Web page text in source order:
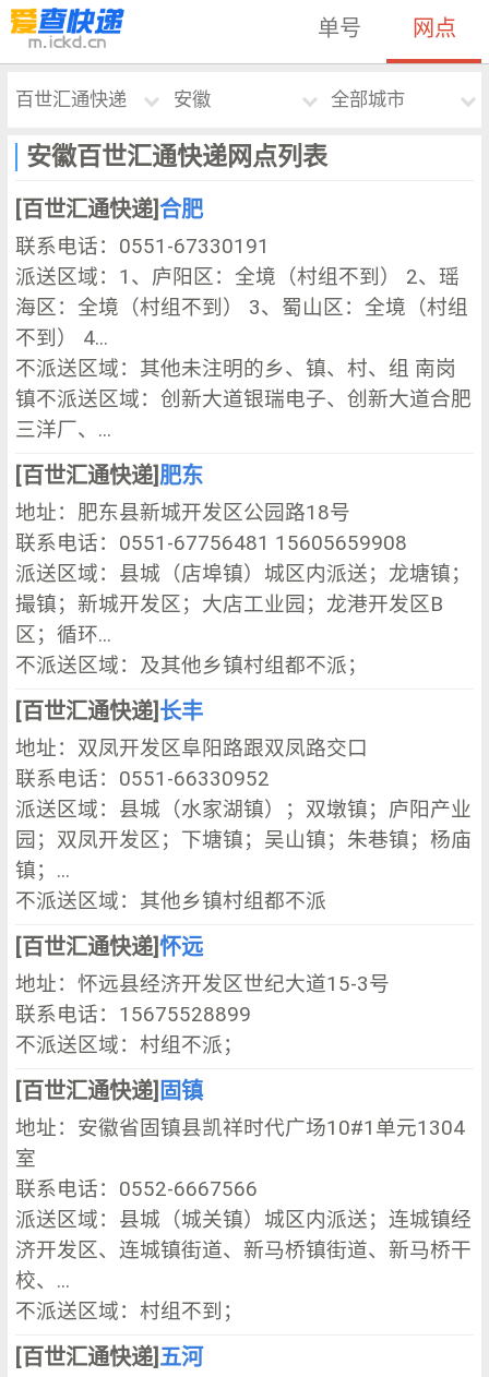
单号 网点
百世汇通快递 安徽 全部城市
安徽百世汇通快递网点列表
[百世汇通快递]合肥
联系电话：0551-67330191
派送区域：1、庐阳区：全境（村组不到） 2、瑶
海区：全境（村组不到） 3、蜀山区：全境（村组
不到） 4...
不派送区域：其他未注明的乡、镇、村、组 南岗
镇不派送区域：创新大道银瑞电子、创新大道合肥
三洋厂、...
[百世汇通快递] 肥东
地址：肥东县新城开发区公园路18号
联系电话：0551-67756481 15605659908
派送区域：县城（店埠镇）城区内派送；龙塘镇；
撮镇；新城开发区；大店工业园；龙港开发区B
区；循环...
不派送区域：及其他乡镇村组都不派；
[百世汇通快递] 长丰
地址：双凤开发区阜阳路跟双凤路交口
联系电话：0551-66330952
派送区域：县城（水家湖镇）；双墩镇；庐阳产业
园；双凤开发区；下塘镇；吴山镇；朱巷镇；杨庙
镇；...
不派送区域：其他乡镇村组都不派
[百世汇通快递]怀远
地址：怀远县经济开发区世纪大道15-3号
联系电话：15675528899
不派送区域：村组不派；
[百世汇通快递] 固镇
地址：安徽省固镇县凯祥时代广场10#1单元1304
室
联系电话：0552-6667566
派送区域：县城（城关镇）城区内派送；连城镇经
济开发区、连城镇街道、新马桥镇街道、新马桥干
校、...
不派送区域：村组不到；
[百世汇通快递] 五河